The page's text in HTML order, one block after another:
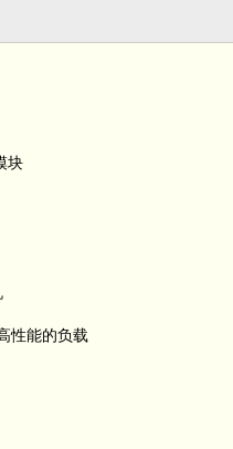
块
能的负载